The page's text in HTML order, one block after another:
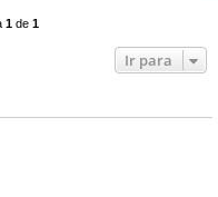
1 de 1
Ir para